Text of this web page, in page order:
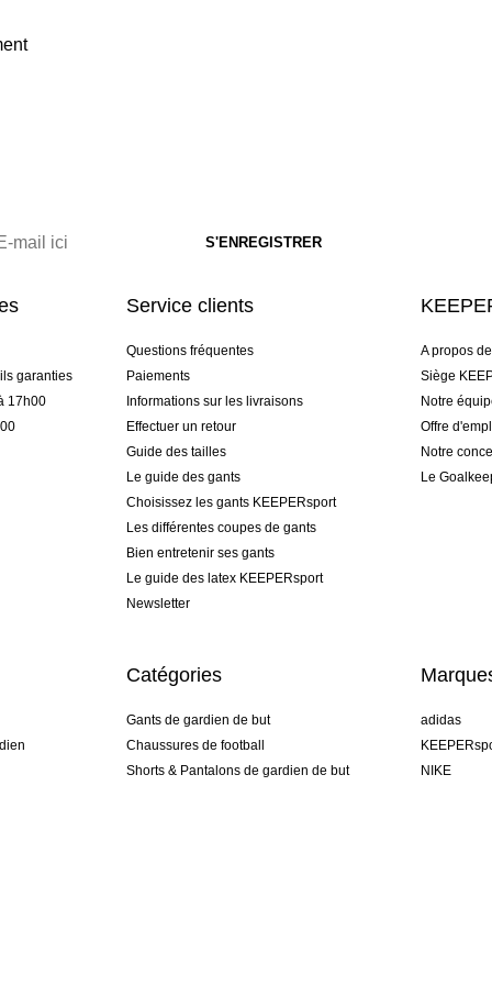
garanties
17h00
Service clients
Questions fréquentes
Paiements
Informations sur les livraisons
Effectuer un retour
Guide des tailles
Le guide des gants
Choisissez les gants KEEPERsport
Les différentes coupes de gants
Bien entretenir ses gants
Le guide des latex KEEPERsport
Newsletter
A propos
Siège
Notre
Offre
Notre
Le
Catégories
Gants de gardien de but
Chaussures de football
Shorts & Pantalons de gardien de but
adidas
NIKE